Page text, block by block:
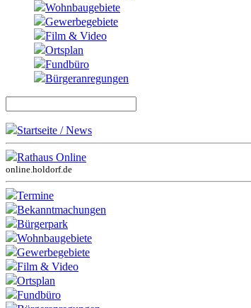
Wohnbaugebiete
Gewerbegebiete
Film & Video
Ortsplan
Fundbüro
Bürgeranregungen
Startseite / News
Rathaus Online
online.holdorf.de
Termine
Bekanntmachungen
Bürgerpark
Wohnbaugebiete
Gewerbegebiete
Film & Video
Ortsplan
Fundbüro